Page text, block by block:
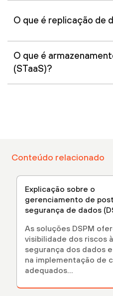
O que é replicação de
O que é
(STaaS)?
Conteúdo relacionado
Explicação sobre o
gerenciamento de
segurança de dados
As soluções DSPM
visibilidade dos riscos à
segurança dos dados
na implementação de
adequados...